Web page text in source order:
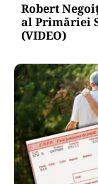
Robert
al Primăriei
(VIDEO)